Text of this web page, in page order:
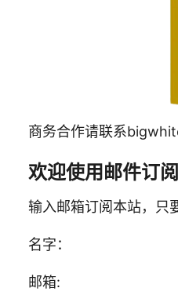
商务合作请联系
欢迎使用邮件订
输入邮箱订阅本站，只
名字：
邮箱: